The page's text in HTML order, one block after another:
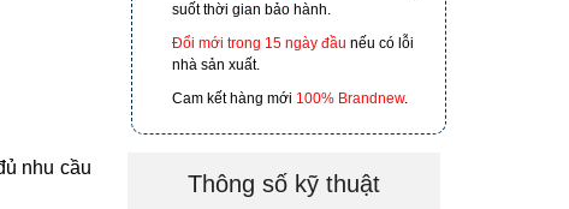
suốt thời gian bảo hành.
Đổi mới trong 15 ngày đầu nếu có lỗi
nhà sản xuất.
Cam kết hàng mới 100% Brandnew.
nhu cầu
Thông số kỹ thuật